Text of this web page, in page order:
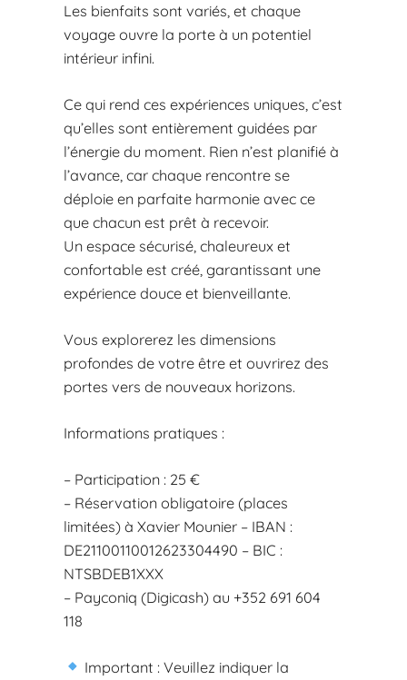
Les bienfaits sont variés, et chaque
voyage ouvre la porte à un potentiel
intérieur infini.
Ce qui rend ces expériences uniques, c’est
qu’elles sont entièrement guidées par
l’énergie du moment. Rien n’est planifié à
l’avance, car chaque rencontre se
déploie en parfaite harmonie avec ce
que chacun est prêt à recevoir.
Un espace sécurisé, chaleureux et
confortable est créé, garantissant une
expérience douce et bienveillante.
Vous explorerez les dimensions
profondes de votre être et ouvrirez des
portes vers de nouveaux horizons.
Informations pratiques :
– Participation : 25 €
– Réservation obligatoire (places
limitées) à Xavier Mounier – IBAN :
DE21100110012623304490 – BIC :
NTSBDEB1XXX
– Payconiq (Digicash) au +352 691 604
118
Important : Veuillez indiquer la